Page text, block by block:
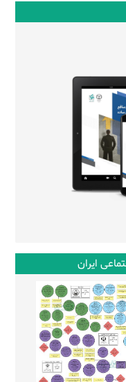
ایران